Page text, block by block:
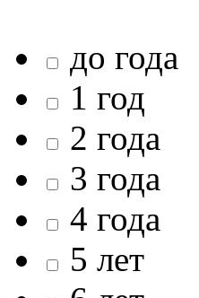
до года
1 год
2 года
3 года
4 года
5 лет